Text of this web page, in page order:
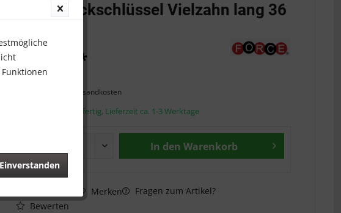
Kraft Steckschlüssel Vielzahn lang 36
15,00 € *
Inhalt:1 Stück
zzgl. Versandkosten
Sofort versandfertig, Lieferzeit ca. 1-3 Werktage
In den Warenkorb
Merken
Fragen zum Artikel?
Bewerten
Einverstanden